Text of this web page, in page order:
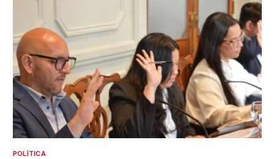
POLÍTICA